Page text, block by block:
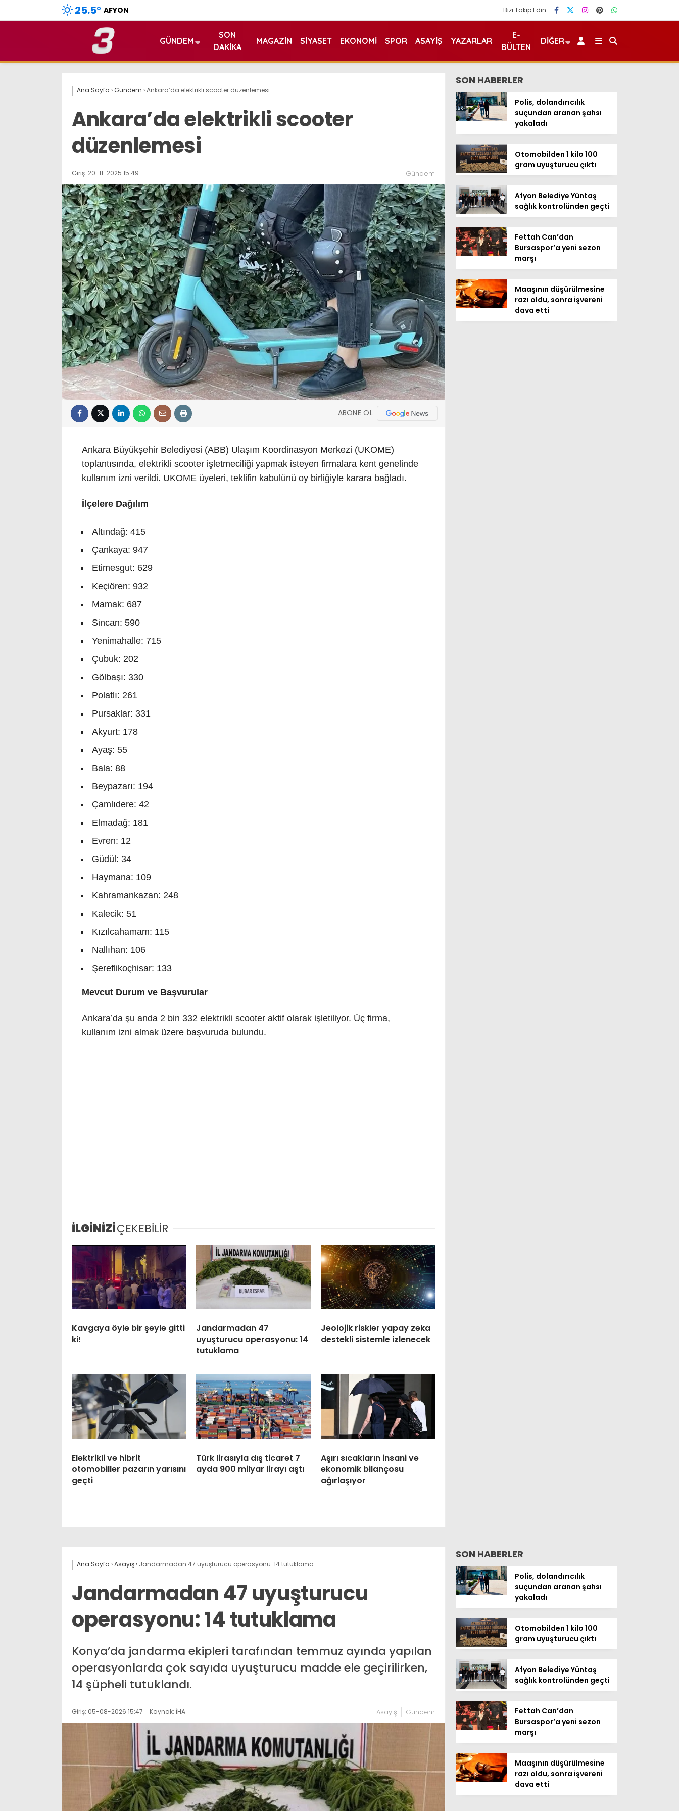
25.5° AFYON Bizi Takip Edin
GÜNDEM
SON
DAKIKA
MAGAZIN SIYASET EKONOMI SPOR ASAYIŞ YAZARLAR
E-
BÜLTEN
DIĞER
Ana Sayfa ›Gündem ›Ankara’da elektrikli scooter düzenlemesi
Ankara’da elektrikli scooter
düzenlemesi
Giriş: 20-11-2025 15:49 Gündem
ABONE OL
Ankara Büyükşehir Belediyesi (ABB) Ulaşım Koordinasyon Merkezi (UKOME)
toplantısında, elektrikli scooter işletmeciliği yapmak isteyen firmalara kent genelinde
kullanım izni verildi. UKOME üyeleri, teklifin kabulünü oy birliğiyle karara bağladı.
İlçelere Dağılım
Altındağ: 415
Çankaya: 947
Etimesgut: 629
Keçiören: 932
Mamak: 687
Sincan: 590
Yenimahalle: 715
Çubuk: 202
Gölbaşı: 330
Polatlı: 261
Pursaklar: 331
Akyurt: 178
Ayaş: 55
Bala: 88
Beypazarı: 194
Çamlıdere: 42
Elmadağ: 181
Evren: 12
Güdül: 34
Haymana: 109
Kahramankazan: 248
Kalecik: 51
Kızılcahamam: 115
Nallıhan: 106
Şereflikoçhisar: 133
Mevcut Durum ve Başvurular
Ankara’da şu anda 2 bin 332 elektrikli scooter aktif olarak işletiliyor. Üç firma,
kullanım izni almak üzere başvuruda bulundu.
İLGİNİZİÇEKEBİLİR
Kavgaya öyle bir şeyle gitti
ki!
Jandarmadan 47
uyuşturucu operasyonu: 14
tutuklama
Jeolojik riskler yapay zeka
destekli sistemle izlenecek
Elektrikli ve hibrit
otomobiller pazarın yarısını
geçti
Türk lirasıyla dış ticaret 7
ayda 900 milyar lirayı aştı
Aşırı sıcakların insani ve
ekonomik bilançosu
ağırlaşıyor
SON HABERLER
Polis, dolandırıcılık
suçundan aranan şahsı
yakaladı
Otomobilden 1 kilo 100
gram uyuşturucu çıktı
Afyon Belediye Yüntaş
sağlık kontrolünden geçti
Fettah Can’dan
Bursaspor’a yeni sezon
marşı
Maaşının düşürülmesine
razı oldu, sonra işvereni
dava etti
Ana Sayfa ›Asayiş› Jandarmadan 47 uyuşturucu operasyonu: 14 tutuklama
Jandarmadan 47 uyuşturucu
operasyonu: 14 tutuklama
Konya’da jandarma ekipleri tarafından temmuz ayında yapılan
operasyonlarda çok sayıda uyuşturucu madde ele geçirilirken,
14 şüpheli tutuklandı.
Giriş: 05-08-2026 15:47 Kaynak: İHA Asayiş Gündem
SON HABERLER
Polis, dolandırıcılık
suçundan aranan şahsı
yakaladı
Otomobilden 1 kilo 100
gram uyuşturucu çıktı
Afyon Belediye Yüntaş
sağlık kontrolünden geçti
Fettah Can’dan
Bursaspor’a yeni sezon
marşı
Maaşının düşürülmesine
razı oldu, sonra işvereni
dava etti